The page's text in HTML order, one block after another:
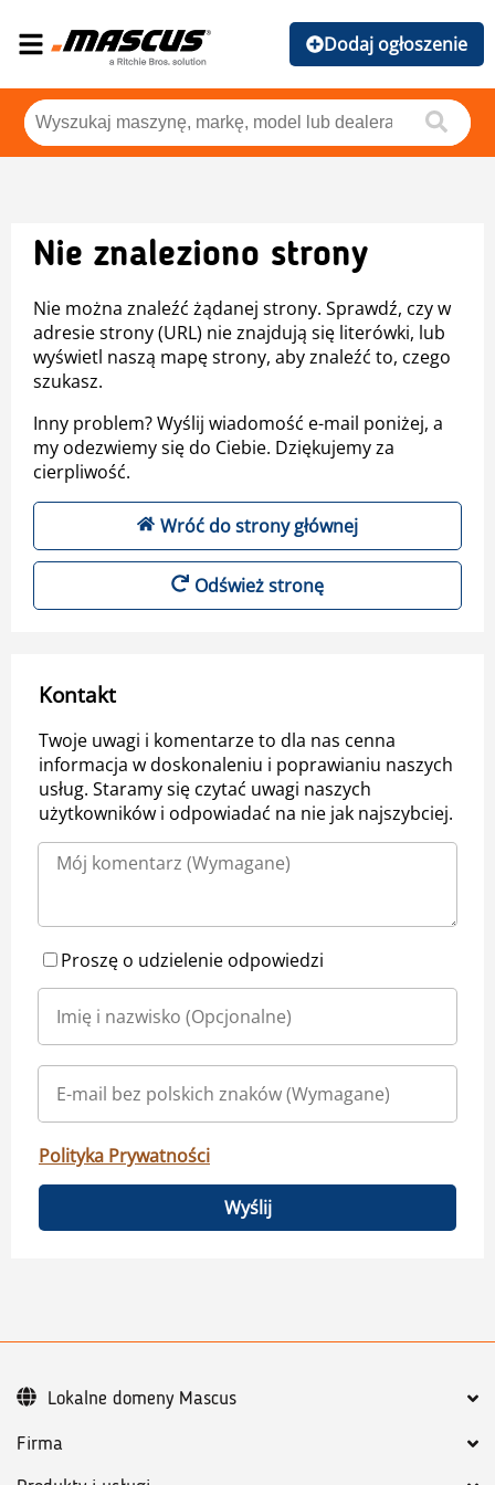
Dodaj ogłoszenie
Nie znaleziono strony
Nie można znaleźć żądanej strony. Sprawdź, czy w
adresie strony (URL) nie znajdują się literówki, lub
wyświetl naszą mapę strony, aby znaleźć to, czego
szukasz.
Inny problem? Wyślij wiadomość e-mail poniżej, a
my odezwiemy się do Ciebie. Dziękujemy za
cierpliwość.
Wróć do strony głównej
Odśwież stronę
Kontakt
Twoje uwagi i komentarze to dla nas cenna
informacja w doskonaleniu i poprawianiu naszych
usług. Staramy się czytać uwagi naszych
użytkowników i odpowiadać na nie jak najszybciej.
Proszę o udzielenie odpowiedzi
Polityka Prywatności
Wyślij
Firma
Lokalne domeny Mascus